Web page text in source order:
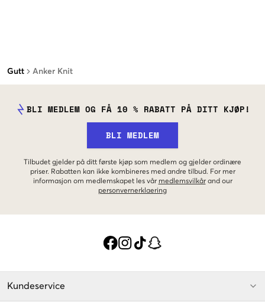
Gutt Anker Knit
BLI MEDLEM OG FÅ 10 % RABATT PÅ DITT KJØP!
BLI MEDLEM
Tilbudet gjelder på ditt første kjøp som medlem og gjelder ordinære
priser. Rabatten kan ikke kombineres med andre tilbud. For mer
informasjon om medlemskapet les vår medlemsvilkår and our
personvernerklaering
Kundeservice